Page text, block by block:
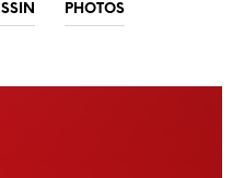
PHOTOS